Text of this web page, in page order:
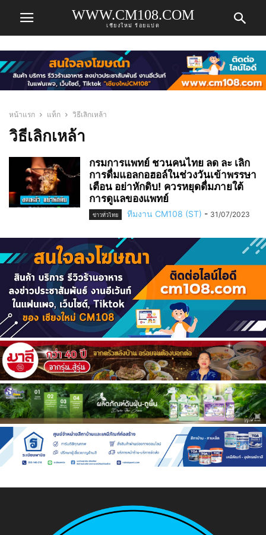
WWW.CM108.COM
เชียงใหม่ ร้อยแปด
หน้าแรก แท็ก วิธีเลิกเหล้า
วิธีเลิกเหล้า
กรมการแพทย์ ชวนคนไทย ลด ละ เลิก
การดื่มแอลกอฮอล์ในช่วงวันเข้าพรรษา
เตือน อย่าหักดิบ! ควรหยุดดื่มภายใต้
การดูแลของแพทย์
ข่าวทั่วไทย ทีมงาน CM108 (ST) - 31/07/2023